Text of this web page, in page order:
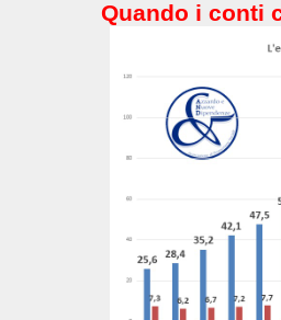
Quando i conti